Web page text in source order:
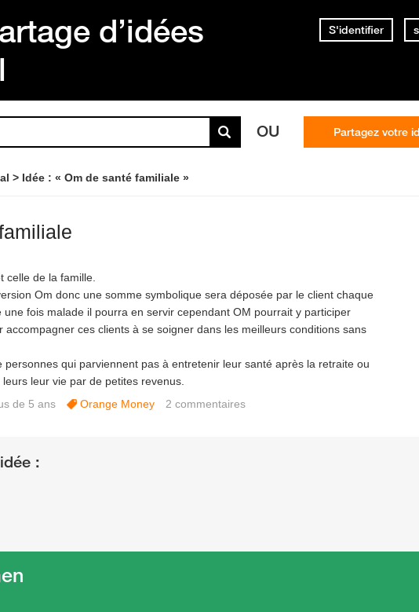
d’idées
S'identifier
OU Partagez votre
Idée : « Om de santé familiale »
celle de la famille.
Om donc une somme symbolique sera déposée par le client chaque
une fois malade il pourra en servir cependant OM pourrait y participer
accompagner ces clients à se soigner dans les meilleurs conditions sans
personnes qui parviennent pas à entretenir leur santé après la retraite ou
leur vie par de petites revenus.
de 5 ans Orange Money 2 commentaires